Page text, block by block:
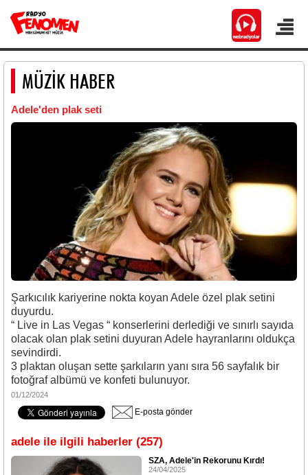
MÜZİK HABER
Adele'den plak seti
Şarkıcılık kariyerine nokta koyan Adele özel plak setini
duyurdu.
“ Live in Las Vegas “ konserlerini derlediği ve sınırlı sayıda
olacak olan plak setini duyuran Adele hayranlarını oldukça
sevindirdi.
3 plaktan oluşan sette şarkıların yanı sıra 56 sayfalık bir
fotoğraf albümü ve konfeti bulunuyor.
01/12/2024
E-posta gönder
adele ile ilgili haberler (257)
SZA, Adele'in Rekorunu Kırdı!
24/04/2025